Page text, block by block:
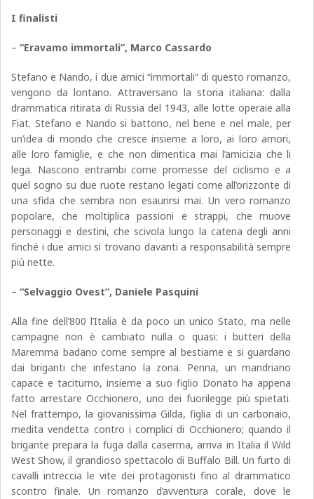
I finalisti
– “Eravamo immortali”, Marco Cassardo
Stefano e Nando, i due amici “immortali” di questo romanzo,
vengono da lontano. Attraversano la storia italiana: dalla
drammatica ritirata di Russia del 1943, alle lotte operaie alla
Fiat. Stefano e Nando si battono, nel bene e nel male, per
un’idea di mondo che cresce insieme a loro, ai loro amori,
alle loro famiglie, e che non dimentica mai l’amicizia che li
lega. Nascono entrambi come promesse del ciclismo e a
quel sogno su due ruote restano legati come all’orizzonte di
una sfida che sembra non esaurirsi mai. Un vero romanzo
popolare, che moltiplica passioni e strappi, che muove
personaggi e destini, che scivola lungo la catena degli anni
finché i due amici si trovano davanti a responsabilità sempre
più nette.
– “Selvaggio Ovest”, Daniele Pasquini
Alla fine dell’800 l’Italia è da poco un unico Stato, ma nelle
campagne non è cambiato nulla o quasi: i butteri della
Maremma badano come sempre al bestiame e si guardano
dai briganti che infestano la zona. Penna, un mandriano
capace e taciturno, insieme a suo figlio Donato ha appena
fatto arrestare Occhionero, uno dei fuorilegge più spietati.
Nel frattempo, la giovanissima Gilda, figlia di un carbonaio,
medita vendetta contro i complici di Occhionero; quando il
brigante prepara la fuga dalla caserma, arriva in Italia il Wild
West Show, il grandioso spettacolo di Buffalo Bill. Un furto di
cavalli intreccia le vite dei protagonisti fino al drammatico
scontro finale. Un romanzo d’avventura corale, dove le